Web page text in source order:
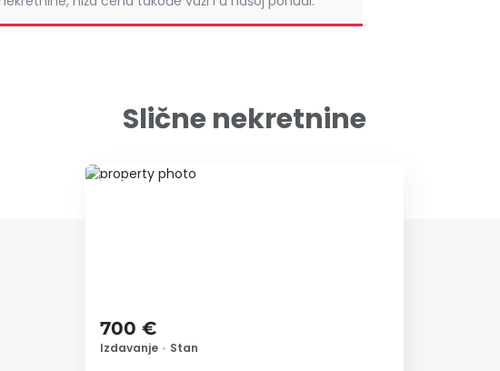
Slične nekretnine
ID 66481
700 €
Izdavanje • Stan